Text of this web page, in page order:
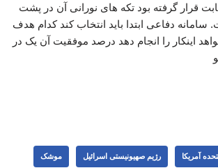
قرار گرفته بود تکه های نورانی آن در پشت
دفاعی ابتدا باید انتخاب کند کدام هدف
اینکار را انجام دهد درصد موفقیت آن یک در
آمریکا رژیم صهیونیستی اسرائیل موشک